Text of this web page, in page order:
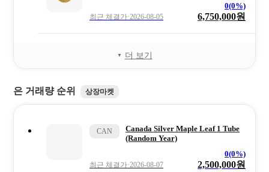
0(0%)
최근 체결가·2026-08-05 6,750,000원
더 보기
은 거래량 순위 상장마켓
CAN
Canada Silver Maple Leaf 1 Tube
(Random Year)
0(0%)
최근 체결가·2026-08-07 2,500,000원